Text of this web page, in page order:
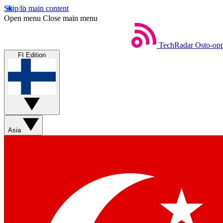
Skip to main content
Open menu Close main menu
TechRadar Osto-
FI Edition
Asia